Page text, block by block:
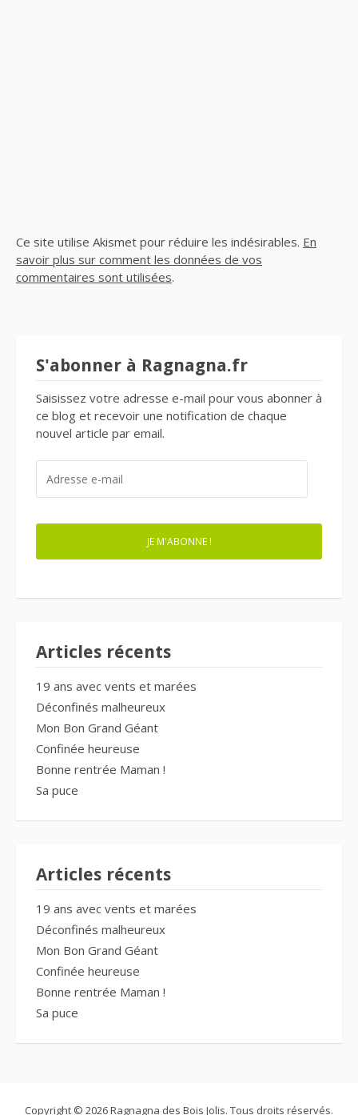
Ce site utilise Akismet pour réduire les indésirables. En
savoir plus sur comment les données de vos
commentaires sont utilisées.
S'abonner à Ragnagna.fr
Saisissez votre adresse e-mail pour vous abonner à
ce blog et recevoir une notification de chaque
nouvel article par email.
MAIL
JE M'ABONNE !
Articles récents
19 ans avec vents et marées
Déconfinés malheureux
Mon Bon Grand Géant
Confinée heureuse
Bonne rentrée Maman !
Sa puce
Articles récents
19 ans avec vents et marées
Déconfinés malheureux
Mon Bon Grand Géant
Confinée heureuse
Bonne rentrée Maman !
Sa puce
Copyright © 2026 Ragnagna des Bois Jolis. Tous droits réservés.